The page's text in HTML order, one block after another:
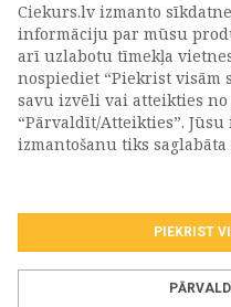
PIETEIKTIES MŪSU
Piekrītu personasdatu
Ciekurs.lv izmanto
informāciju par mūsu
arī uzlabotu tīmekļa
nospiediet “Piekrist visām
savu izvēli vai atteikties
“Pārvaldīt/Atteikties”.
izmantošanu tiks
PIEKRIST